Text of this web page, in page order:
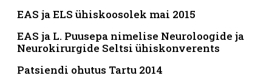
EAS ja ELS ühiskoosolek mai 2015
EAS ja L. Puusepa nimelise Neuroloogide ja
Neurokirurgide Seltsi ühiskonverents
Patsiendi ohutus Tartu 2014